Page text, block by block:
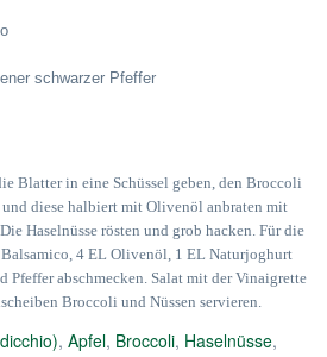
schwarzer Pfeffer
Blatter in eine Schüssel geben, den Broccoli
diese halbiert mit Olivenöl anbraten mit
Haselnüsse rösten und grob hacken. Für die
4 EL Olivenöl, 1 EL Naturjoghurt
Pfeffer abschmecken. Salat mit der Vinaigrette
Broccoli und Nüssen servieren.
, Apfel, Broccoli, Haselnüsse,